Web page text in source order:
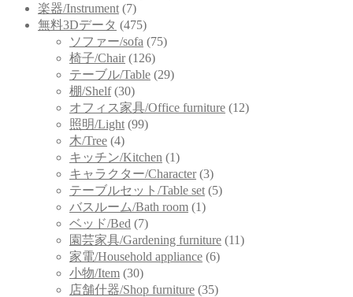
楽器/Instrument (7)
無料3Dデータ (475)
ソファー/sofa (75)
椅子/Chair (126)
テーブル/Table (29)
棚/Shelf (30)
オフィス家具/Office furniture (12)
照明/Light (99)
木/Tree (4)
キッチン/Kitchen (1)
キャラクター/Character (3)
テーブルセット/Table set (5)
バスルーム/Bath room (1)
ベッド/Bed (7)
園芸家具/Gardening furniture (11)
家電/Household appliance (6)
小物/Item (30)
店舗什器/Shop furniture (35)